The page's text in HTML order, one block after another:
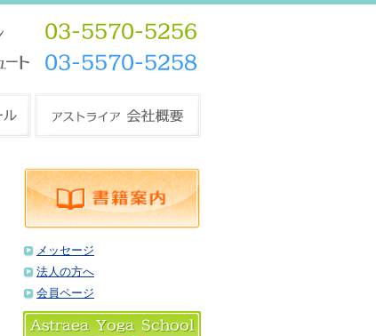
メッセージ
法人の方へ
会員ページ